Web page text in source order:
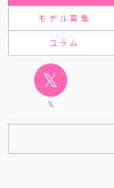
モデル募集
コラム
𝕏
𝕏